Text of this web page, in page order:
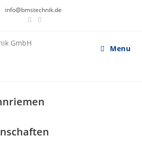
info@bmstechnik.de
Menu